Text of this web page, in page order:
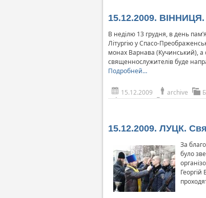
15.12.2009. ВІННИЦЯ.
В неділю 13 грудня, в день
Літургію у Спасо-
монах Варнава (Кучинський), а
священнослужителів буде
Подробней…
15.12.2009 archive
15.12.2009. ЛУЦК.
За
було